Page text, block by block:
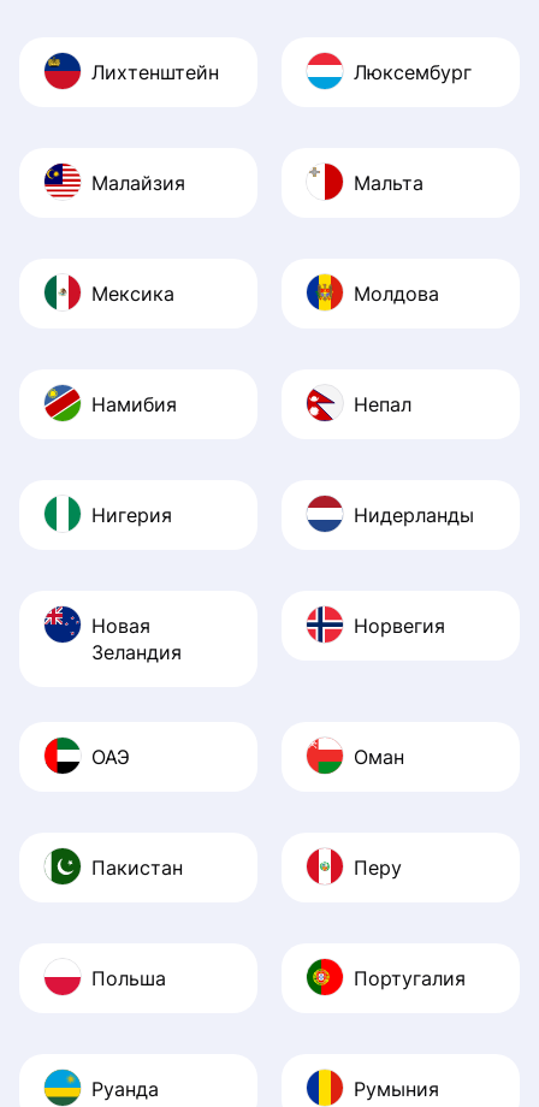
Лихтенштейн Люксембург
Малайзия Мальта
Мексика Молдова
Намибия Непал
Нигерия Нидерланды
Новая
Зеландия
Норвегия
ОАЭ Оман
Пакистан Перу
Польша Португалия
Руанда Румыния